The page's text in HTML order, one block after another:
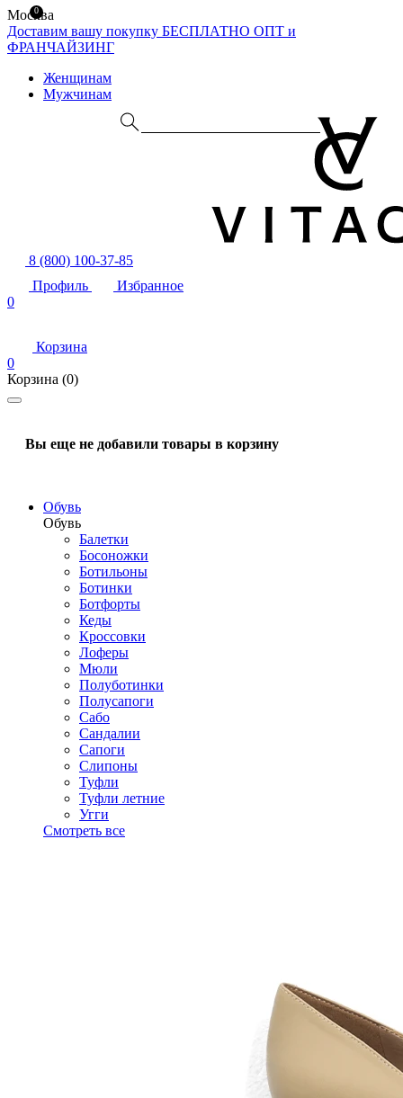
Москва
Доставим вашу покупку БЕСПЛАТНО ОПТ и
ФРАНЧАЙЗИНГ
Женщинам
Мужчинам
8 (800) 100-37-85
Профиль
Избранное
0
Корзина
0
Корзина (0)
Вы еще не добавили товары в корзину
Обувь
Обувь
Балетки
Босоножки
Ботильоны
Ботинки
Ботфорты
Кеды
Кроссовки
Лоферы
Мюли
Полуботинки
Полусапоги
Сабо
Сандалии
Сапоги
Слипоны
Туфли
Туфли летние
Угги
Смотреть все
0